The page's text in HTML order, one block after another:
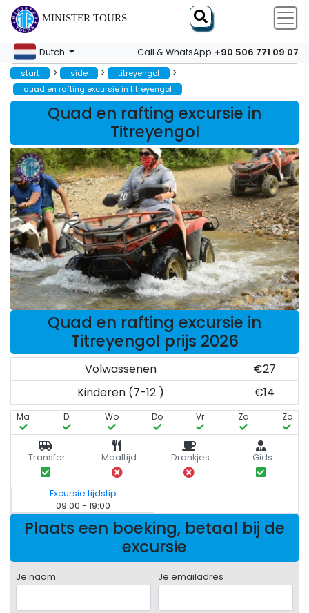
MINISTER TOURS
Dutch Call & WhatsApp +90 506 771 09 07
start > side > titreyengol >
quad en rafting excursie in titreyengol
Quad en rafting excursie in
Titreyengol
Quad en rafting excursie in
Titreyengol prijs 2026
Volwassenen
€27
Kinderen (7-12 )
€14
Ma Di Wo Do Vr Za Zo
Transfer Maaltijd Drankjes Gids
Excursie tijdstip
09:00 - 19:00
Plaats een boeking, betaal bij de
excursie
Je naam Je emailadres